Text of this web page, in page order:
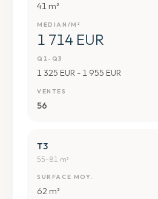
41 m²
MEDIAN/M²
1 714 EUR
Q1-Q3
1 325 EUR - 1 955 EUR
VENTES
56
T3
55-81 m²
SURFACE MOY.
62 m²